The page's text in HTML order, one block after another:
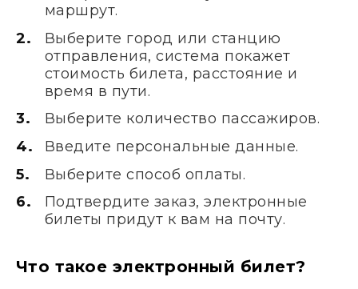
маршрут.
Выберите город или станцию
отправления, система покажет
стоимость билета, расстояние и
время в пути.
Выберите количество пассажиров.
Введите персональные данные.
Выберите способ оплаты.
Подтвердите заказ, электронные
билеты придут к вам на почту.
Что такое электронный билет?